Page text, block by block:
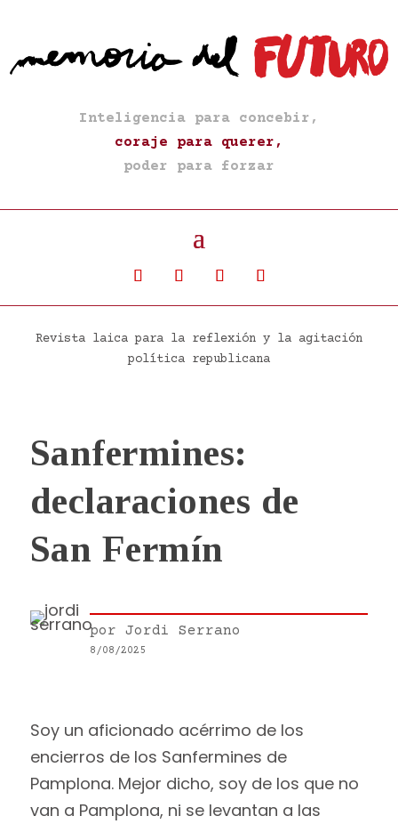
Inteligencia para concebir,
coraje para querer,
poder para forzar
Revista laica para la reflexión y la agitación
política republicana
Sanfermines:
declaraciones de
San Fermín
por Jordi Serrano
8/08/2025
Soy un aficionado acérrimo de los
encierros de los Sanfermines de
Pamplona. Mejor dicho, soy de los que no
van a Pamplona, ni se levantan a las